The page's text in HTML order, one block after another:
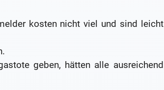
kosten nicht viel und sind leicht
geben, hätten alle ausreichend